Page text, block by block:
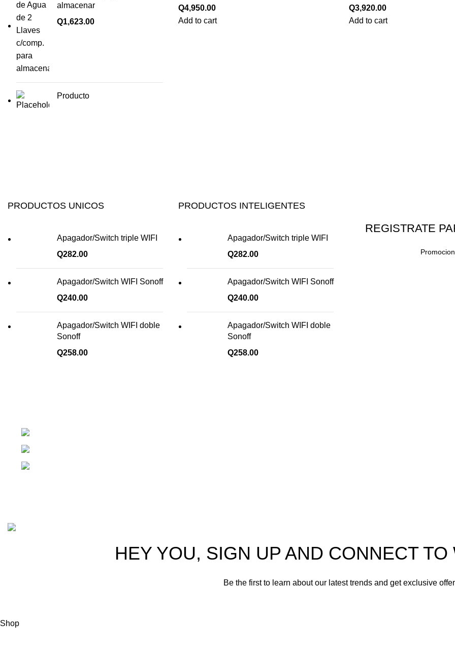
almacenar
Q1,623.00
Producto
Q4,950.00
Add to cart
Q3,920.00
Add to cart
PRODUCTOS UNICOS
Apagador/Switch triple WIFI
Q282.00
Apagador/Switch WIFI Sonoff
Q240.00
Apagador/Switch WIFI doble
Sonoff
Q258.00
PRODUCTOS INTELIGENTES
Apagador/Switch triple WIFI
Q282.00
Apagador/Switch WIFI Sonoff
Q240.00
Apagador/Switch WIFI doble
Sonoff
Q258.00
REGISTRATE
HEY YOU, SIGN UP AND CONNECT TO
Be the first to learn about our latest trends and get exclusive
Shop